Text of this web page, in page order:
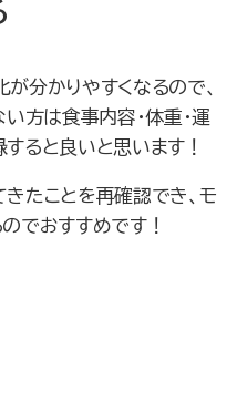
分かりやすくなるので、
い方は食事内容・体重・運
ると良いと思います！
たことを再確認でき、モ
でおすすめです！